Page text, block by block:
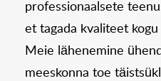
professionaalsete
et tagada kvaliteet
Meie lähenemine
meeskonna toe